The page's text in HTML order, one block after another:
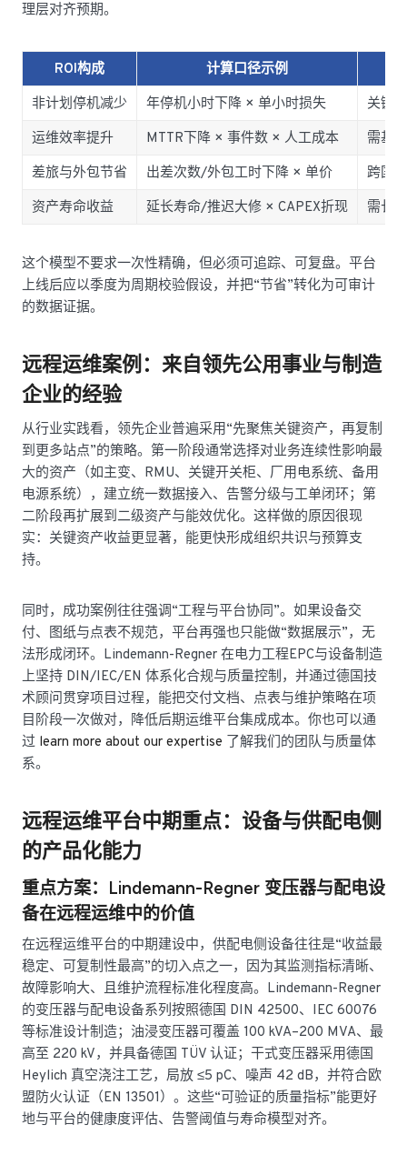
理层对齐预期。
ROI构成 计算口径示例
非计划停机减少
年停机小时下降 × 单小时损失
关键
运维效率提升
MTTR下降 × 事件数 × 人工成本
需基
差旅与外包节省
出差次数/外包工时下降 × 单价
跨国
资产寿命收益
延长寿命/推迟大修 × CAPEX折现 需长
这个模型不要求一次性精确，但必须可追踪、可复盘。平台
上线后应以季度为周期校验假设，并把“节省”转化为可审计
的数据证据。
远程运维案例：来自领先公用事业与制造
企业的经验
从行业实践看，领先企业普遍采用“先聚焦关键资产，再复制
到更多站点”的策略。第一阶段通常选择对业务连续性影响最
大的资产（如主变、RMU、关键开关柜、厂用电系统、备用
电源系统），建立统一数据接入、告警分级与工单闭环；第
二阶段再扩展到二级资产与能效优化。这样做的原因很现
实：关键资产收益更显著，能更快形成组织共识与预算支
持。
同时，成功案例往往强调“工程与平台协同”。如果设备交
付、图纸与点表不规范，平台再强也只能做“数据展示”，无
法形成闭环。Lindemann-Regner 在电力工程EPC与设备制造
上坚持 DIN/IEC/EN 体系化合规与质量控制，并通过德国技
术顾问贯穿项目过程，能把交付文档、点表与维护策略在项
目阶段一次做对，降低后期运维平台集成成本。你也可以通
过 learn more about our expertise 了解我们的团队与质量体
系。
远程运维平台中期重点：设备与供配电侧
的产品化能力
重点方案：Lindemann-Regner 变压器与配电设
备在远程运维中的价值
在远程运维平台的中期建设中，供配电侧设备往往是“收益最
稳定、可复制性最高”的切入点之一，因为其监测指标清晰、
故障影响大、且维护流程标准化程度高。Lindemann-Regner
的变压器与配电设备系列按照德国 DIN 42500、IEC 60076
等标准设计制造；油浸变压器可覆盖 100 kVA–200 MVA、最
高至 220 kV，并具备德国 TÜV 认证；干式变压器采用德国
Heylich 真空浇注工艺，局放 ≤5 pC、噪声 42 dB，并符合欧
盟防火认证（EN 13501）。这些“可验证的质量指标”能更好
地与平台的健康度评估、告警阈值与寿命模型对齐。